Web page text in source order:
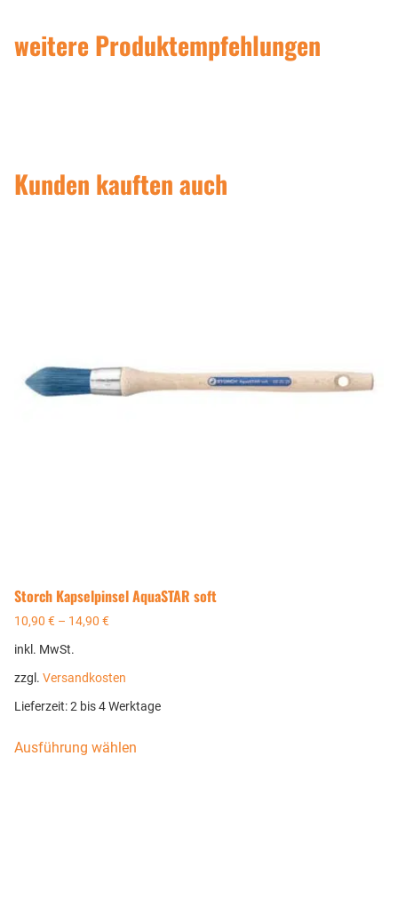
weitere Produktempfehlungen
Kunden kauften auch
Storch Kapselpinsel AquaSTAR soft
10,90 € – 14,90 €
inkl. MwSt.
zzgl. Versandkosten
Lieferzeit:2 bis 4 Werktage
Ausführung wählen